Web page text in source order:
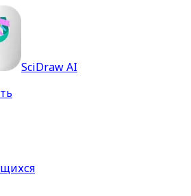
SciDraw AI